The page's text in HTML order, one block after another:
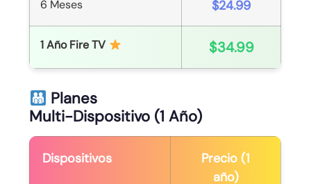
6 Meses $24.99
1 Año Fire TV $34.99
Planes
Multi-Dispositivo (1 Año)
Dispositivos
Precio (1
año)